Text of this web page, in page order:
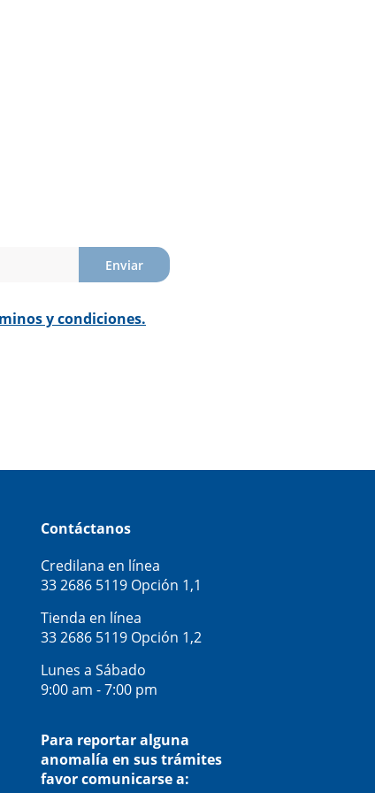
Enviar
y condiciones.
Contáctanos
Credilana en línea
33 2686 5119 Opción 1,1
Tienda en línea
33 2686 5119 Opción 1,2
Lunes a Sábado
9:00 am - 7:00 pm
Para reportar alguna
anomalía en sus trámites
favor comunicarse a: